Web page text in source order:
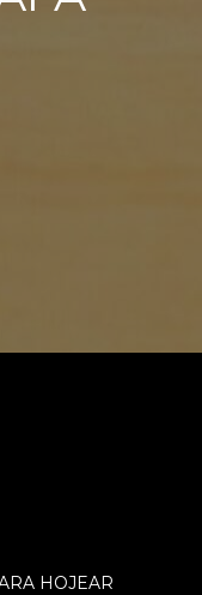
HOJEAR